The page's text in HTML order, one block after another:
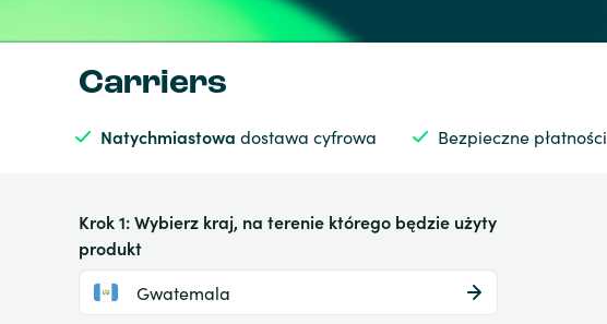
Carriers
Natychmiastowa dostawa cyfrowa Bezpieczne płatności
Krok 1: Wybierz kraj, na terenie którego będzie użyty
produkt
Gwatemala